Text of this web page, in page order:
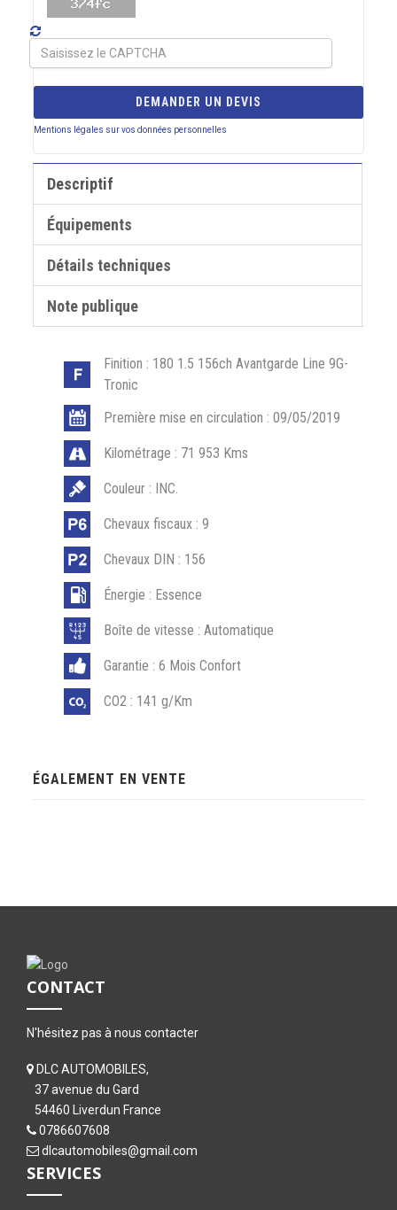
DEMANDER UN DEVIS
Mentions légales sur vos données personnelles
Descriptif
Équipements
Détails techniques
Note publique
Finition : 180 1.5 156ch Avantgarde Line 9G-
Tronic
Première mise en circulation : 09/05/2019
Kilométrage : 71 953 Kms
Couleur : INC.
Chevaux fiscaux : 9
Chevaux DIN : 156
Énergie : Essence
Boîte de vitesse : Automatique
Garantie : 6 Mois Confort
CO2 : 141 g/Km
ÉGALEMENT EN VENTE
CONTACT
N'hésitez pas à nous contacter
DLC AUTOMOBILES,
37 avenue du Gard
54460 Liverdun France
0786607608
dlcautomobiles@gmail.com
SERVICES